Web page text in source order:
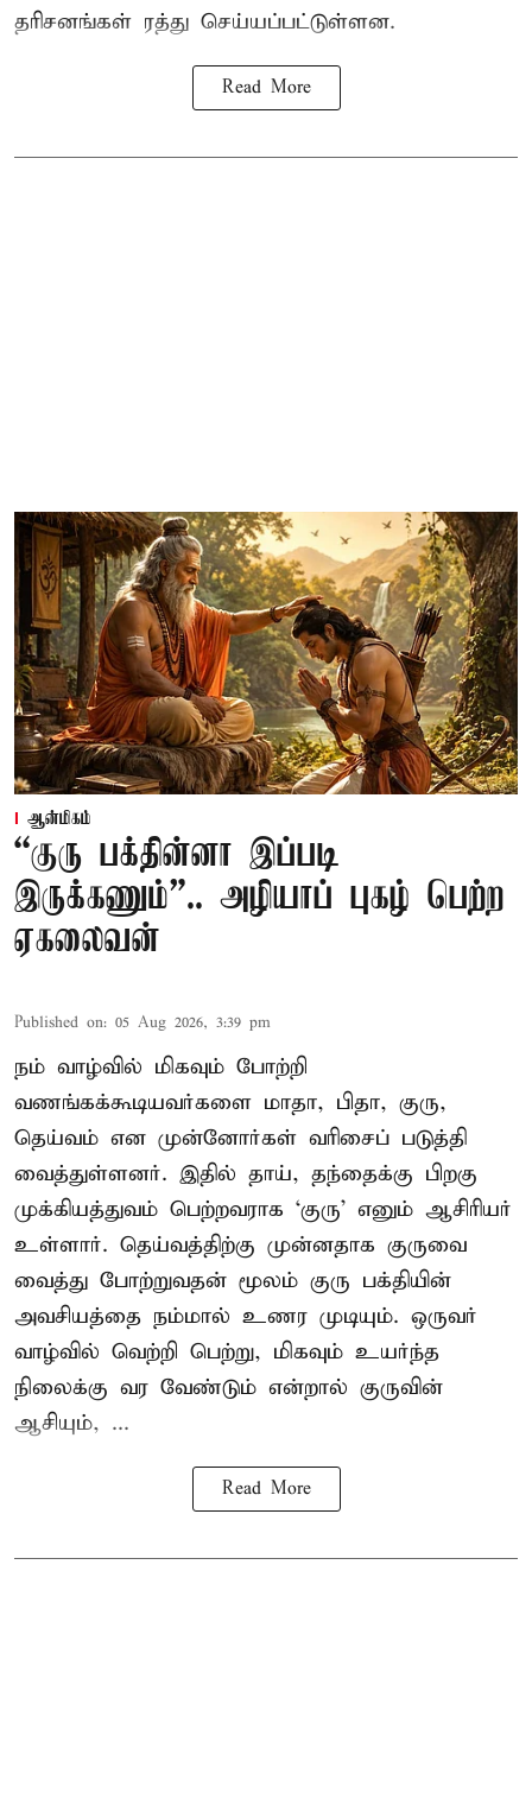
தரிசனங்கள் ரத்து செய்யப்பட்டுள்ளன.
Read More
ஆன்மிகம்
“குரு பக்தின்னா இப்படி
இருக்கணும்”.. அழியாப் புகழ் பெற்ற
ஏகலைவன்
Published on: 05 Aug 2026, 3:39 pm
நம் வாழ்வில் மிகவும் போற்றி
வணங்கக்கூடியவர்களை மாதா, பிதா, குரு,
தெய்வம் என முன்னோர்கள் வரிசைப் படுத்தி
வைத்துள்ளனர். இதில் தாய், தந்தைக்கு பிறகு
முக்கியத்துவம் பெற்றவராக ‘குரு’ எனும் ஆசிரியர்
உள்ளார். தெய்வத்திற்கு முன்னதாக குருவை
வைத்து போற்றுவதன் மூலம் குரு பக்தியின்
அவசியத்தை நம்மால் உணர முடியும். ஒருவர்
வாழ்வில் வெற்றி பெற்று, மிகவும் உயர்ந்த
நிலைக்கு வர வேண்டும் என்றால் குருவின்
ஆசியும், ...
Read More